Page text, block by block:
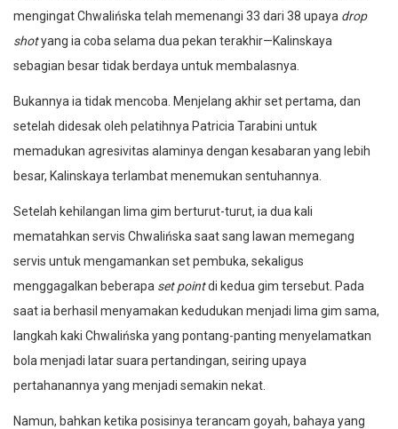
mengingat Chwalińska telah memenangi 33 dari 38 upaya drop
shotyang ia coba selama dua pekan terakhir—Kalinskaya
sebagian besar tidak berdaya untuk membalasnya.
Bukannya ia tidak mencoba. Menjelang akhir set pertama, dan
setelah didesak oleh pelatihnya Patricia Tarabini untuk
memadukan agresivitas alaminya dengan kesabaran yang lebih
besar, Kalinskaya terlambat menemukan sentuhannya.
Setelah kehilangan lima gim berturut-turut, ia dua kali
mematahkan servis Chwalińska saat sang lawan memegang
servis untuk mengamankan set pembuka, sekaligus
menggagalkan beberapa set pointdi kedua gim tersebut. Pada
saat ia berhasil menyamakan kedudukan menjadi lima gim sama,
langkah kaki Chwalińska yang pontang-panting menyelamatkan
bola menjadi latar suara pertandingan, seiring upaya
pertahanannya yang menjadi semakin nekat.
Namun, bahkan ketika posisinya terancam goyah, bahaya yang